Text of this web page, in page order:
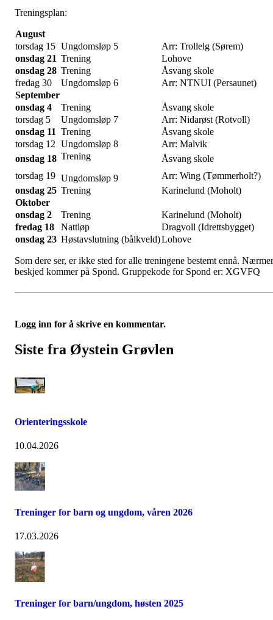
Treningsplan:
August
torsdag 15 Ungdomsløp 5
Arr: Trollelg (Sørem)
onsdag 21 Trening
Lohove
onsdag 28 Trening
Åsvang skole
fredag 30
Ungdomsløp 6
Arr: NTNUI (Persaunet)
September
onsdag 4
Trening
Åsvang skole
torsdag 5
Ungdomsløp 7
Arr: Nidarøst (Rotvoll)
onsdag 11 Trening
Åsvang skole
torsdag 12 Ungdomsløp 8
Arr: Malvik
onsdag 18 Trening
Ungdomsløp 9
Åsvang skole
torsdag 19
Arr: Wing (Tømmerholt?)
onsdag 25 Trening
Karinelund (Moholt)
Oktober
onsdag 2
Trening
Karinelund (Moholt)
fredag 18
Nattløp
Dragvoll (Idrettsbygget)
onsdag 23 Høstavslutning (bålkveld)Lohove
Som dere ser, er ikke sted for alle treningene bestemt ennå.
beskjed kommer på Spond. Gruppekode for Spond er: XGVFQ
Logg inn for å skrive en kommentar.
Siste fra Øystein Grøvlen
Orienteringsskole
10.04.2026
Treninger for barn og ungdom, våren 2026
17.03.2026
Treninger for barn/ungdom, høsten 2025